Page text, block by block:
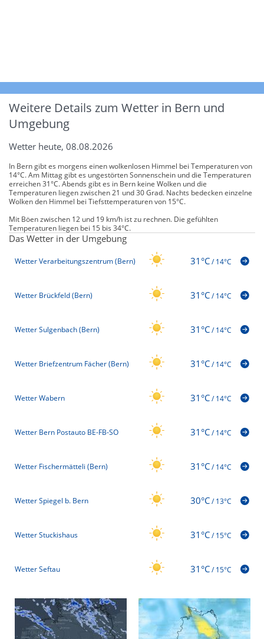
Weitere Details zum Wetter in Bern und
Umgebung
Wetter heute, 08.08.2026
In Bern gibt es morgens einen wolkenlosen Himmel bei Temperaturen von
14°C. Am Mittag gibt es ungestörten Sonnenschein und die Temperaturen
erreichen 31°C. Abends gibt es in Bern keine Wolken und die
Temperaturen liegen zwischen 21 und 30 Grad. Nachts bedecken einzelne
Wolken den Himmel bei Tiefsttemperaturen von 15°C.
Mit Böen zwischen 12 und 19 km/h ist zu rechnen. Die gefühlten
Temperaturen liegen bei 15 bis 34°C.
Das Wetter in der Umgebung
Wetter Verarbeitungszentrum (Bern) 31°C/14°C
Wetter Brückfeld (Bern) 31°C/14°C
Wetter Sulgenbach (Bern) 31°C/14°C
Wetter Briefzentrum Fächer (Bern) 31°C/14°C
Wetter Wabern 31°C/14°C
Wetter Bern Postauto BE-FB-SO 31°C/14°C
Wetter Fischermätteli (Bern) 31°C/14°C
Wetter Spiegel b. Bern 30°C/13°C
Wetter Stuckishaus 31°C/15°C
Wetter Seftau 31°C/15°C